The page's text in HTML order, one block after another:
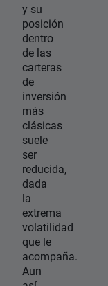
y su
posición
dentro
de las
carteras
de
inversión
más
clásicas
suele
ser
reducida,
dada
la
extrema
volatilidad
que le
acompaña.
Aun